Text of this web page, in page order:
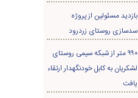
بازدید مسئولین از پروژه
سدسازی روستای زردرود
۹۹۰ متر از شبکه سیمی روستای
لشکریان به کابل خودنگهدار ارتقاء
یافت